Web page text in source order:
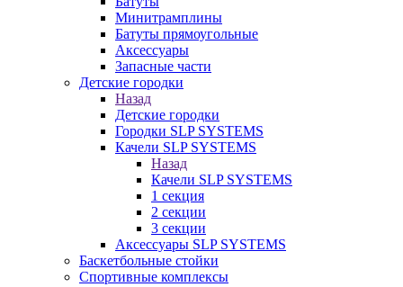
Минитрамплины
Батуты прямоугольные
Аксессуары
Запасные части
Детские городки
Назад
Детские городки
Городки SLP SYSTEMS
Качели SLP SYSTEMS
Назад
Качели SLP SYSTEMS
1 секция
2 секции
3 секции
Аксессуары SLP SYSTEMS
Баскетбольные стойки
Спортивные комплексы